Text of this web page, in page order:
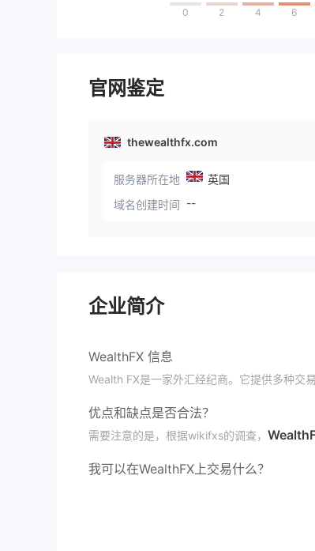
0 2 4 6
官网鉴定
thewealthfx.com
服务器所在地 英国
域名创建时间 --
企业简介
WealthFX 信息
Wealth FX是一家外汇经纪商。它提供多种交
优点和缺点是否合法？
需要注意的是，根据wikifxs的调查，
我可以在WealthFX上交易什么？